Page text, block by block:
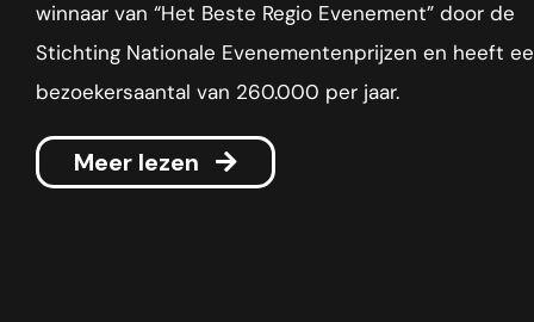
winnaar van “Het Beste Regio Evenement” door de
Stichting Nationale Evenementenprijzen en heeft
bezoekersaantal van 260.000 per jaar.
Meer lezen